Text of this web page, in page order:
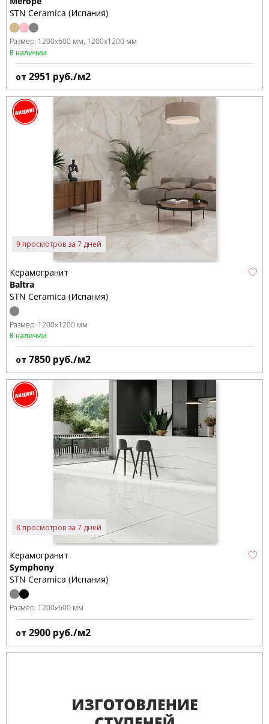
STN Ceramica (Испания)
Размер: 1200x600 мм 1200x1200 мм
В наличии
от 2951 руб./м2
9 просмотров за 7 дней
Керамогранит
Baltra
STN Ceramica (Испания)
Размер: 1200x1200 мм
В наличии
от 7850 руб./м2
8 просмотров за 7 дней
Керамогранит
Symphony
STN Ceramica (Испания)
Размер: 1200x600 мм
от 2900 руб./м2